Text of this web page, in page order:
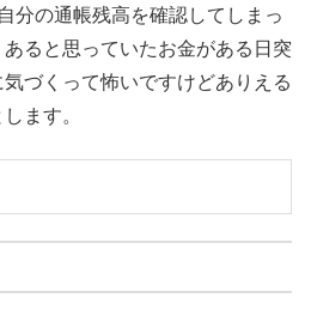
分の通帳残高を確認してしまっ
ると思っていたお金がある日突
づくって怖いですけどありえる
ます。